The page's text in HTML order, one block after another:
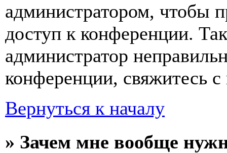
администратором, чтобы
доступ к конференции.
администратор
конференции, свяжитесь
Вернуться к началу
» Зачем мне вообще